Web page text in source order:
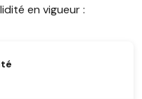
en vigueur :